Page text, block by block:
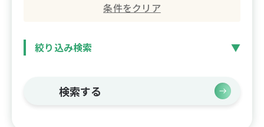
条件をクリア
絞り込み検索
検索する